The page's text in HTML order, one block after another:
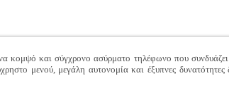
και σύγχρονο ασύρματο τηλέφωνο που συνδυάζει
μενού, μεγάλη αυτονομία και έξυπνες